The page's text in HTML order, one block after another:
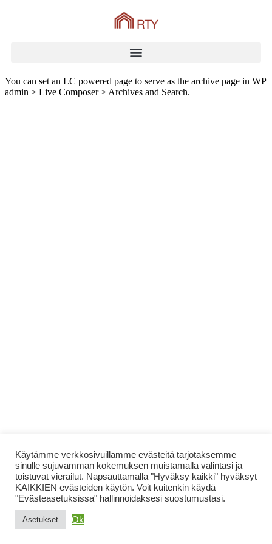
You can set an LC powered page to serve as the archive page in WP
admin > Live Composer > Archives and Search.
Käytämme verkkosivuillamme evästeitä tarjotaksemme
sinulle sujuvamman kokemuksen muistamalla valintasi ja
toistuvat vierailut. Napsauttamalla "Hyväksy kaikki" hyväksyt
KAIKKIEN evästeiden käytön. Voit kuitenkin käydä
"Evästeasetuksissa" hallinnoidaksesi suostumustasi.
Asetukset Ok